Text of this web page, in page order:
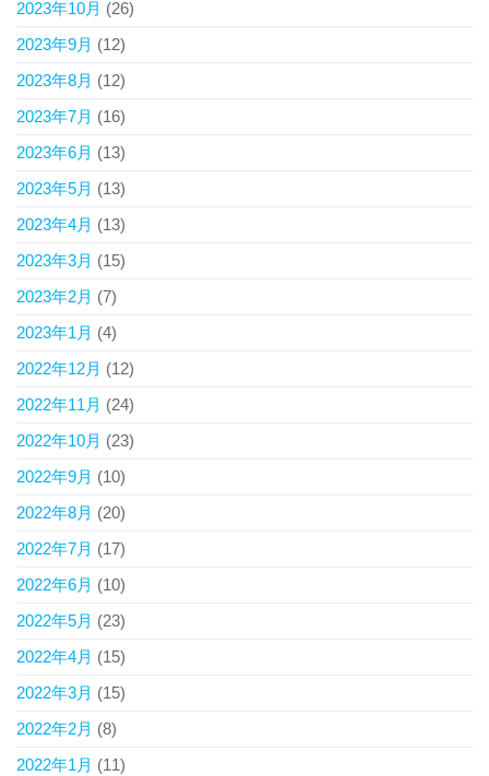
2023年10月 (26)
2023年9月 (12)
2023年8月 (12)
2023年7月 (16)
2023年6月 (13)
2023年5月 (13)
2023年4月 (13)
2023年3月 (15)
2023年2月 (7)
2023年1月 (4)
2022年12月 (12)
2022年11月 (24)
2022年10月 (23)
2022年9月 (10)
2022年8月 (20)
2022年7月 (17)
2022年6月 (10)
2022年5月 (23)
2022年4月 (15)
2022年3月 (15)
2022年2月 (8)
2022年1月 (11)